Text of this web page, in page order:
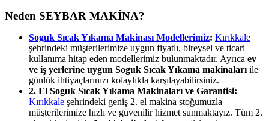
Neden SEYBAR MAKİNA?
Soguk Sıcak Yıkama Makinası Modellerimiz: Kırıkkale
şehrindeki müşterilerimize uygun fiyatlı, bireysel ve ticari
kullanıma hitap eden modellerimiz bulunmaktadır. Ayrıca ev
ve iş yerlerine uygun Soguk Sıcak Yıkama makinaları ile
günlük ihtiyaçlarınızı kolaylıkla karşılayabilirsiniz.
2. El Soguk Sıcak Yıkama Makinaları ve Garantisi:
Kırıkkale şehrindeki geniş 2. el makina stoğumuzla
müşterilerimize hızlı ve güvenilir hizmet sunmaktayız. Tüm 2.